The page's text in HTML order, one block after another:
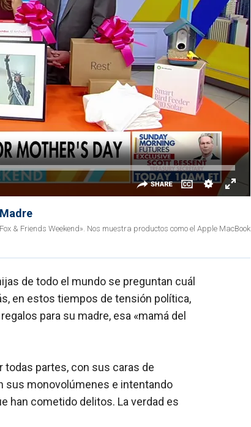
& Friends Weekend». Nos muestra productos como el Apple MacBook
de todo el mundo se preguntan cuál
en estos tiempos de tensión política,
para su madre, esa «mamá del
todas partes, con sus caras de
sus monovolúmenes e intentando
han cometido delitos. La verdad es